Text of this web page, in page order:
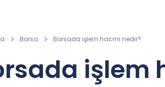
Borsa Borsada işlem hacmi nedir?
işlem